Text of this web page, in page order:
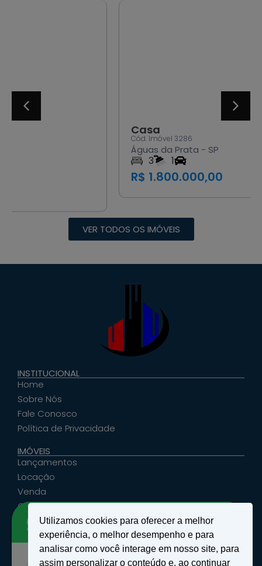
VER TODOS OS IMÓVEIS
INSTITUCIONAL
Home
Sobre Nós
Fale Conosco
Política de Privacidade
IMÓVEIS
Lançamentos
Locação
Venda
Cadastrar Seu Imóvel
ATENDIMENTO
santosemattosimoveis@hotmail.com
(19) 9 9639-4985
Utilizamos cookies para oferecer a melhor
experiência, o melhor desempenho e para
analisar como você interage em nosso site, para
assim personalizar o conteúdo e, ao continuar